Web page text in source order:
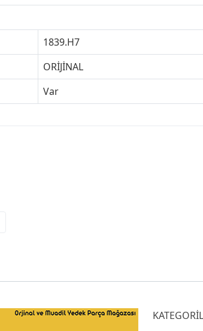
1839.H7
ORİJİNAL
Var